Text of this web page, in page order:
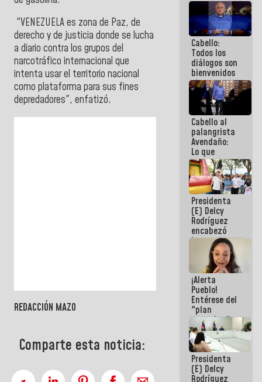
"VENEZUELA es zona de Paz, de
derecho y de justicia donde se lucha
a diario contra los grupos del
narcotráfico internacional que
intenta usar el territorio nacional
como plataforma para sus fines
depredadores", enfatizó.
REDACCIÓN MAZO
Comparte esta noticia:
junto a
gobernadores
planes de
recuperación
del Sistema
Eléctrico
Nacional
Cabello:
Todos los
diálogos son
bienvenidos
siempre que
estén en el
marco de la
Constitución
de la
República
Cabello al
palangrista
Avendaño:
Lo que
vayas a
escribir
hazlo hoy
por que no
sabemos si
la semana
que viene
hay
programa
Presidenta
(E) Delcy
Rodríguez
encabezó
lanzamiento
del Plan
Nacional de
Recreación
Vacacional
¡Alerta
Pueblo!
Entérese del
"plan
enjambre"
de La Sayo
para
sabotear el
diálogo y
promover el
Presidenta
(E) Delcy
Rodríguez